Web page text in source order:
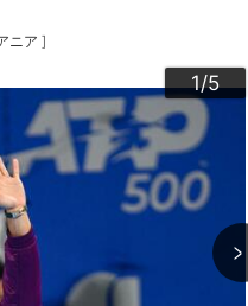
ニア ]
1/5
2/5
3/5
4/5
5/5